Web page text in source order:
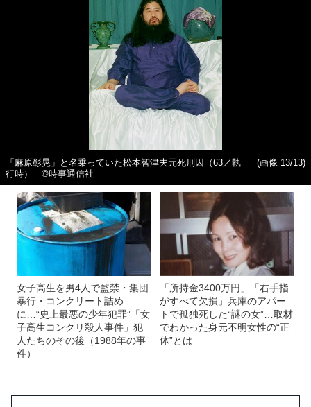
「麻原彰晃」と名乗っていた松本智津夫元死刑囚（63／執
行時） ©時事通信社
(画像 13/13)
女子高生を男4人で監禁・集団
暴行・コンクリート詰め
に…“史上最悪の少年犯罪”「女
子高生コンクリ殺人事件」犯
人たちのその後（1988年の事
件）
「所持金3400万円」「右手指
がすべて欠損」兵庫のアパー
トで孤独死した“謎の女”…取材
でわかった身元不明女性の“正
体”とは